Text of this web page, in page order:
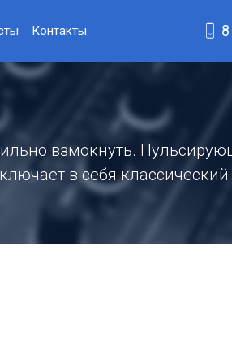
Контакты
взмокнуть.
в себя классический